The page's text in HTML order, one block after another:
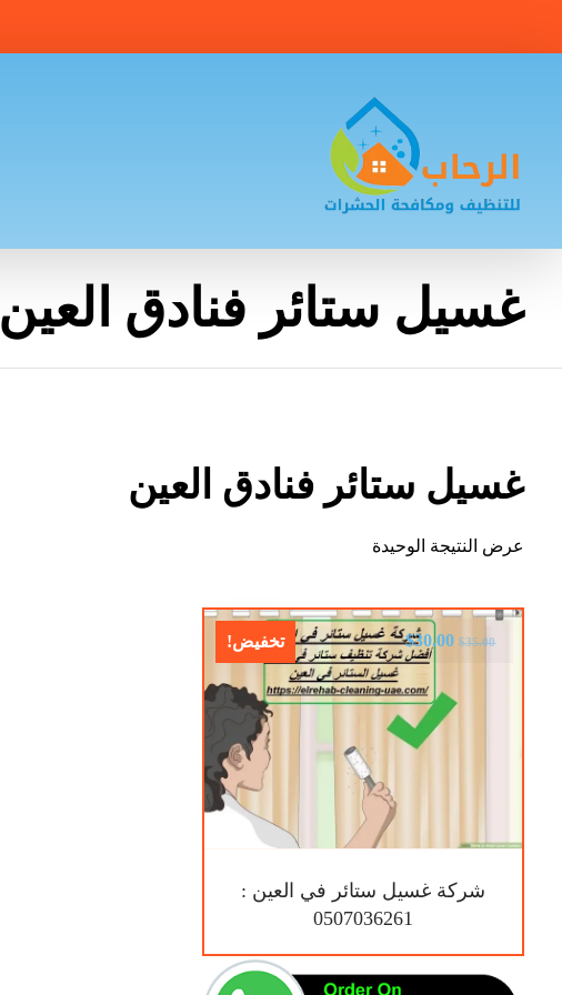
غسيل ستائر فنادق العين
غسيل ستائر فنادق العين
عرض النتيجة الوحيدة
تخفيض!
شركة غسيل ستائر في العين :
0507036261
$35.00
$30.00